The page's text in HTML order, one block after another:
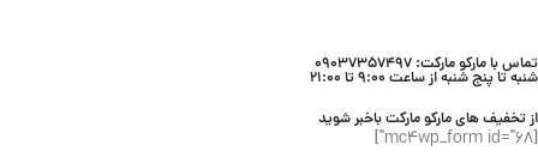
تماس با مارکو مارکت: 09037357497
شنبه تا پنج شنبه از ساعت 9:00 تا 21:00
از تخفیف های مارکو مارکت باخبر شوید
[mc4wp_form id="68"]